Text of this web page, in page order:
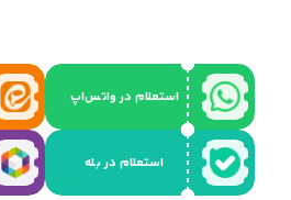
استعلام در واتس‌اپ
استعلام در بله